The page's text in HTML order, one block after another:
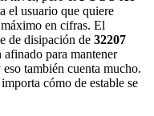
el usuario que quiere
en cifras. El
de disipación de 32207
para mantener
también cuenta mucho.
cómo de estable se